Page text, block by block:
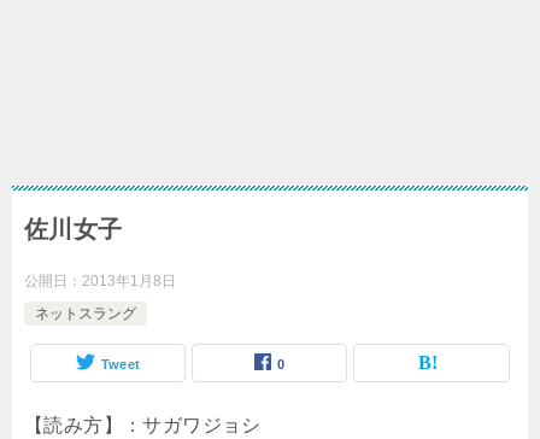
佐川女子
公開日： 2013年1月8日
ネットスラング
Tweet 0
【読み方】：サガワジョシ